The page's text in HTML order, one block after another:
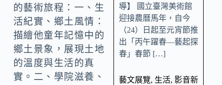
的藝術旅程：一、生
活紀實、鄉土風情：
描繪他童年記憶中的
鄉土景象，展現土地
的溫度與生活的真
實。二、學院滋養、
導】 國立臺灣美術館
迎接農曆馬年，自今
（24）日起至元宵節推
出「丙午躍春—藝起探
春」春節 […]
藝文展覽, 生活, 影音新